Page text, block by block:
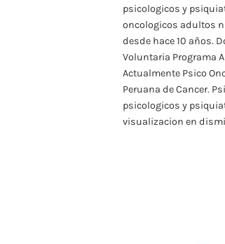
psicologicos y
oncologicos adultos
desde hace 10 años.
Voluntaria Programa
Actualmente Psico
Peruana de Cancer.
psicologicos y
visualizacion en